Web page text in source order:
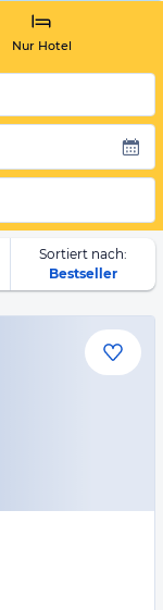
Nur Hotel
Sortiert nach:
Bestseller